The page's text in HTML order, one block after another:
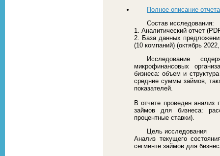
Полное описание отчета
Состав исследования:
1. Аналитический отчет
2. База данных
(10 компаний) (октябрь
Исследование
микрофинансовых
бизнеса: объем и
средние суммы займов,
показателей.
В отчете проведен
займов для бизнеса:
процентные ставки).
Цель исследования
Анализ текущего
сегменте займов для